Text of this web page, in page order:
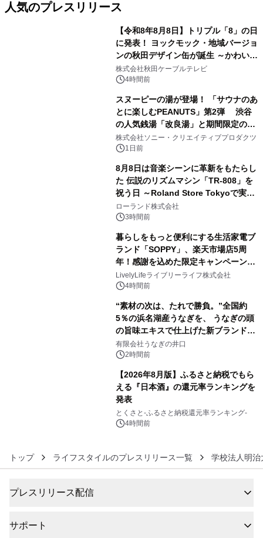
人気のプレスリリース
【令和8年8月8日】トリプル「8」の日
に発表！ ヨックモック・地域バージョ
ンの秋田デザイン缶が誕生 ～かわいい
秋田犬の子犬と秋田の四季と名所を巡
るパッケージ～ 9月1日(火)秋田県内で
株式会社秋田ケーブルテレビ
4時間前
スヌーピーの湯が登場！ 「サウナのあ
とに楽しむPEANUTS」第2弾 渋谷
の人気銭湯「改良湯」と期間限定のコ
ラボレーション サウナイキタイコラ
ボグッズも発売決定！
株式会社ソニー・クリエイティブプロダクツ
1日前
8月8日は音楽シーンに革新をもたらし
た 伝説のリズムマシン「TR-808」を
祝う日 ～Roland Store Tokyoで実機
を展示しての 記念キャンペーンを開
催 英国ラジオ「NTS」の 特別プログ
アーティストを フィーチャーしたアニ
メーションを公開～
ローランド株式会社
3時間前
暮らしをもっと便利にする生活家電ブ
ランド「SOPPY」、楽天市場店5周
年！感謝を込めた限定キャンペーンを
8月10日より開催
LivelyLifeライブリーライフ株式会社
4時間前
“素材の次は、たれで勝負。”全国約
5％の浜名湖産うなぎを、 うなぎの頭
の旨味エキスで仕上げた新ブランド
「井口の誉」誕生
有限会社うなぎの井口
2時間前
【2026年8月版】ふるさと納税でもら
える『日本酒』の還元率ランキングを
発表
とくさと-ふるさと納税還元率ランキング-
4時間前
トップ ライフスタイルのプレスリリース一覧 学校法人明治
プレスリリース配信
サポート